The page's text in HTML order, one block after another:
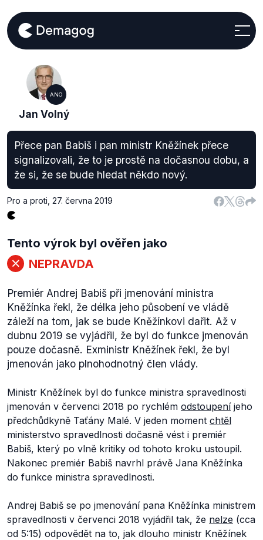
ANO
Jan Volný
Přece pan Babiš i pan ministr Kněžínek přece
signalizovali, že to je prostě na dočasnou dobu, a
že si, že se bude hledat někdo nový.
Pro a proti 27. června 2019
Tento výrok byl ověřen jako
NEPRAVDA
Premiér Andrej Babiš při jmenování ministra
Kněžínka řekl, že délka jeho působení ve vládě
záleží na tom, jak se bude Kněžínkovi dařit. Až v
dubnu 2019 se vyjádřil, že byl do funkce jmenován
pouze dočasně. Exministr Kněžínek řekl, že byl
jmenován jako plnohodnotný člen vlády.
Ministr Kněžínek byl do funkce ministra spravedlnosti
jmenován v červenci 2018 po rychlém odstoupeníjeho
předchůdkyně Taťány Malé. V jeden moment chtěl
ministerstvo spravedlnosti dočasně vést i premiér
Babiš, který po vlně kritiky od tohoto kroku ustoupil.
Nakonec premiér Babiš navrhl právě Jana Kněžínka
do funkce ministra spravedlnosti.
Andrej Babiš se po jmenování pana Kněžínka ministrem
spravedlnosti v červenci 2018 vyjádřil tak, že nelze (cca
od 5:15) odpovědět na to, jak dlouho ministr Kněžínek